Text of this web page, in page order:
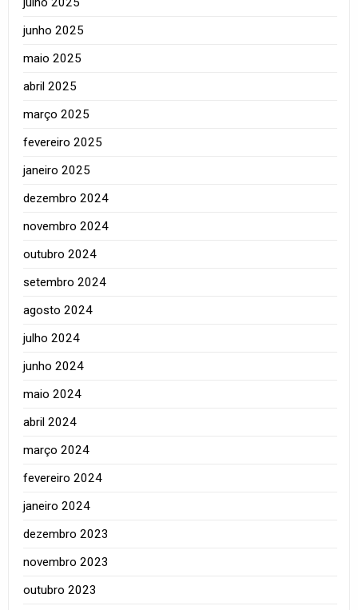
junho 2025
maio 2025
abril 2025
março 2025
fevereiro 2025
janeiro 2025
dezembro 2024
novembro 2024
outubro 2024
setembro 2024
agosto 2024
julho 2024
junho 2024
maio 2024
abril 2024
março 2024
fevereiro 2024
janeiro 2024
dezembro 2023
novembro 2023
outubro 2023